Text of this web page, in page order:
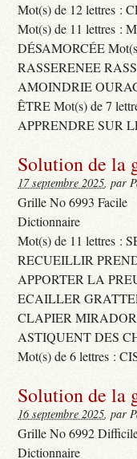
Mot(s) de 12 lettres :
Mot(s) de 11 lettres
DÉSAMORCÉE
RASSERENEE
AMOINDRIE
ÊTRE Mot(s) de 7
APPRENDRE SUR
Solution de la
17 septembre 2025, par
Grille No 6993 Facile
Dictionnaire
Mot(s) de 11 lettres :
RECUEILLIR
APPORTER LA
ECAILLER
CLAPIER
ASTIQUENT DES
Mot(s) de 6 lettres :
Solution de la
16 septembre 2025, par
Grille No 6992
Dictionnaire